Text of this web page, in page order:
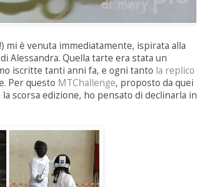
mi è venuta immediatamente, ispirata alla
Alessandra. Quella tarte era stata un
iscritte tanti anni fa, e ogni tanto la replico
Per questo MTChallenge, proposto da quei
scorsa edizione, ho pensato di declinarla in